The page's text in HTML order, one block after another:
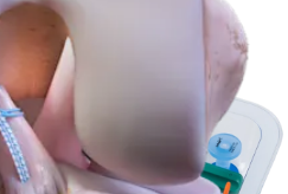
Schulungen &
Unser klinisches Personal stellt sich